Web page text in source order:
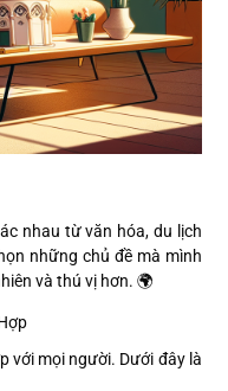
nhau từ văn hóa, du lịch
những chủ đề mà mình
và thú vị hơn. 🌍
với mọi người. Dưới đây là